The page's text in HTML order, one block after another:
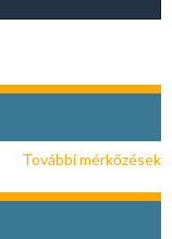
További mérkőzések